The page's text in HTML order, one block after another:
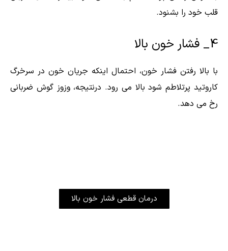
قلب خود را بشنود.
4_ فشار خون بالا
با بالا رفتن فشار خون، احتمال اینکه جریان خون در سرخرگ
کاروتید پرتلاطم شود بالا می رود. درنتیجه، وزوز گوش ضربانی
رخ می دهد.
درمان قطعی فشار خون بالا